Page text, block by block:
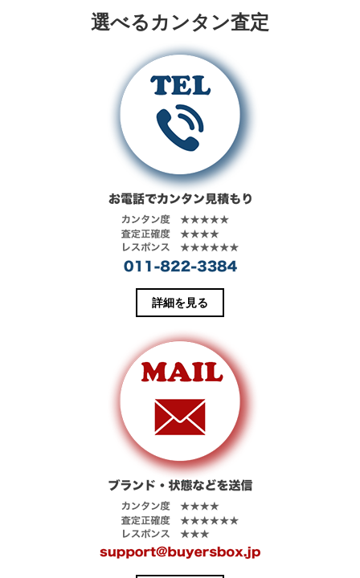
ルパワーの高
品質ダウンを
ポリエステル
同社製フラッ
トジャージー
を採用したフ
リースベスト
です。
仕立てられ、
ミニエンブレ
ムがアクセン
トになってい
ます。無駄を
削ぎ落とした
ソリッドなデ
ザインで、オ
で幅広く活躍
する一着で
25SS TECH
品16AWコレク
ションです。
150020 買取相
場 お問い合わ
15SSコレクシ
ョンです。爽
やかな色合い
のギンガムチ
ェックが特徴
的なライトな
一着です。
選べるカンタン査定
詳細を見る